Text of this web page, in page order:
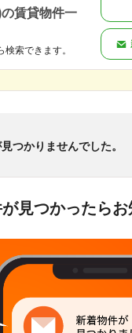
賃貸物件一
索できます。
<
つかりませんでした。
見つかったらお